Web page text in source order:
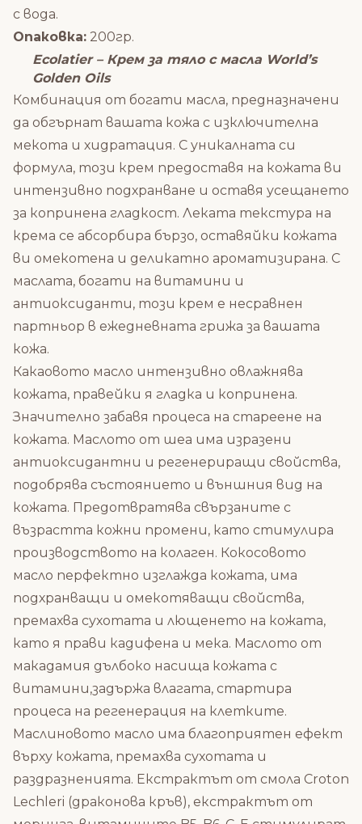
с вода.
Опаковка: 200гр.
Ecolatier – Крем за тяло с масла World’s
Golden Oils
Комбинация от богати масла, предназначени
да обгърнат вашата кожа с изключителна
мекота и хидратация. С уникалната си
формула, този крем предоставя на кожата ви
интензивно подхранване и оставя усещането
за копринена гладкост. Леката текстура на
крема се абсорбира бързо, оставяйки кожата
ви омекотена и деликатно ароматизирана. С
маслата, богати на витамини и
антиоксиданти, този крем е несравнен
партньор в ежедневната грижа за вашата
кожа.
Какаовото масло интензивно овлажнява
кожата, правейки я гладка и копринена.
Значително забавя процеса на стареене на
кожата. Маслото от шеа има изразени
антиоксидантни и регенериращи свойства,
подобрява състоянието и външния вид на
кожата. Предотвратява свързаните с
възрастта кожни промени, като стимулира
производството на колаген. Кокосовото
масло перфектно изглажда кожата, има
подхранващи и омекотяващи свойства,
премахва сухотата и лющенето на кожата,
като я прави кадифена и мека. Маслото от
макадамия дълбоко насища кожата с
витамини,задържа влагата, стартира
процеса на регенерация на клетките.
Маслиновото масло има благоприятен ефект
върху кожата, премахва сухотата и
раздразненията. Екстрактът от смола Croton
Lechleri (драконова кръв), екстрактът от